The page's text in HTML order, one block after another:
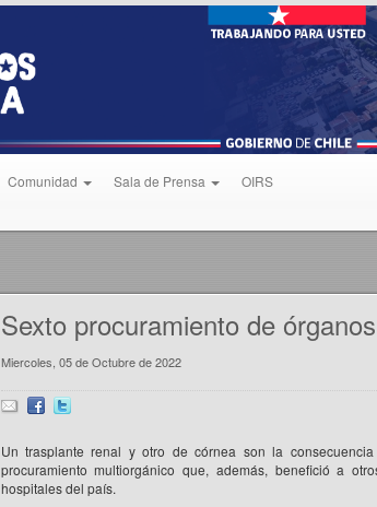
Comunidad Sala de Prensa OIRS
Sexto procuramiento de
Miercoles, 05 de Octubre de 2022
Un trasplante renal y otro de córnea son la
procuramiento multiorgánico que, además, benefició a
hospitales del país.